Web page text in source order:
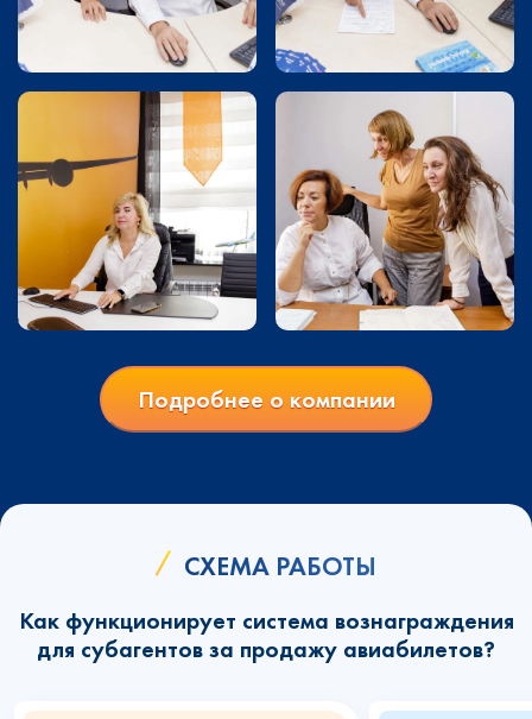
Подробнее о компании
СХЕМА РАБОТЫ
Как функционирует система вознаграждения
для субагентов за продажу авиабилетов?